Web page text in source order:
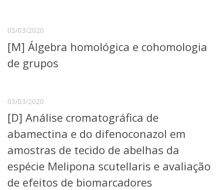
Apoio ao Estudante
Segurança, Trânsito e Prevenção
RH, Administrativo e Financeiro
Outros serviços
Aplicativos e Sites
Jornal da USP
Agenda de Eventos
Defesa de Teses
05/03/2020
[M] Álgebra homológica e cohomologia
de grupos
03/03/2020
[D] Análise cromatográfica de
abamectina e do difenoconazol em
amostras de tecido de abelhas da
espécie Melipona scutellaris e avaliação
de efeitos de biomarcadores